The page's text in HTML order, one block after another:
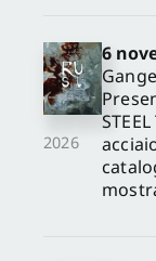
2026
6